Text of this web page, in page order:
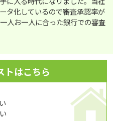
タ化しているので審査承認率が
人お一人に合った銀行での審査
トはこちら